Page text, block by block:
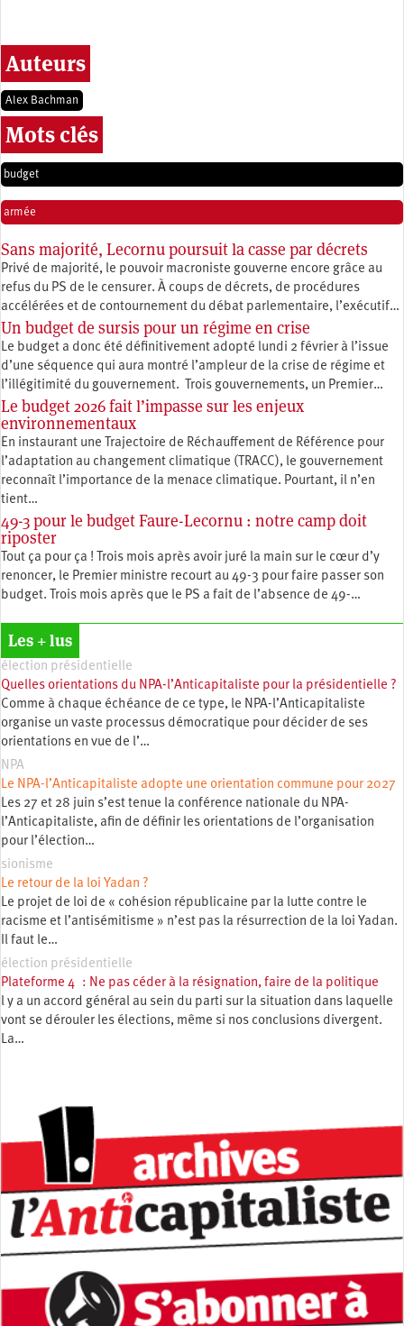
Auteurs
Alex Bachman
Mots clés
budget
armée
Sans majorité, Lecornu poursuit la casse par décrets
Privé de majorité, le pouvoir macroniste gouverne encore grâce au
refus du PS de le censurer. À coups de décrets, de procédures
accélérées et de contournement du débat parlementaire, l’exécutif…
Un budget de sursis pour un régime en crise
Le budget a donc été définitivement adopté lundi 2 février à l’issue
d’une séquence qui aura montré l’ampleur de la crise de régime et
l’illégitimité du gouvernement. Trois gouvernements, un Premier…
Le budget 2026 fait l’impasse sur les enjeux
environnementaux
En instaurant une Trajectoire de Réchauffement de Référence pour
l’adaptation au changement climatique (TRACC), le gouvernement
reconnaît l’importance de la menace climatique. Pourtant, il n’en
tient…
49-3 pour le budget Faure-Lecornu : notre camp doit
riposter
Tout ça pour ça ! Trois mois après avoir juré la main sur le cœur d’y
renoncer, le Premier ministre recourt au 49-3 pour faire passer son
budget. Trois mois après que le PS a fait de l’absence de 49-…
Les + lus
élection présidentielle
Quelles orientations du NPA-l’Anticapitaliste pour la présidentielle ?
Comme à chaque échéance de ce type, le NPA-l’Anticapitaliste
organise un vaste processus démocratique pour décider de ses
orientations en vue de l’…
NPA
Le NPA-l’Anticapitaliste adopte une orientation commune pour 2027
Les 27 et 28 juin s’est tenue la conférence nationale du NPA-
l’Anticapitaliste, afin de définir les orientations de l’organisation
pour l’élection…
sionisme
Le retour de la loi Yadan ?
Le projet de loi de « cohésion républicaine par la lutte contre le
racisme et l’antisémitisme » n’est pas la résurrection de la loi Yadan.
Il faut le…
élection présidentielle
Plateforme 4 : Ne pas céder à la résignation, faire de la politique
l y a un accord général au sein du parti sur la situation dans laquelle
vont se dérouler les élections, même si nos conclusions divergent.
La…